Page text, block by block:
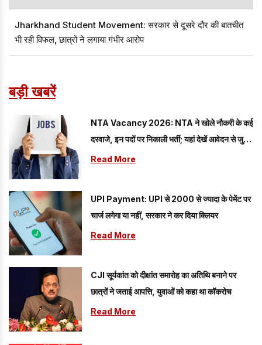
विमोचन किया
Jharkhand Student Movement: सरकार से दूसरे दौर की बातचीत
भी रही विफल, छात्रों ने लगाया गंभीर आरोप
बड़ी खबरें
NTA Vacancy 2026: NTA ने खोले नौकरी के कई
दरवाजे, इन पदों पर निकाली भर्ती; यहां देखें आवेदन से जुड़ी
सारी डिटेल
Read More
UPI Payment: UPI से 2000 से ज्यादा के पेमेंट पर
चार्ज लगेगा या नहीं, सरकार ने कर दिया क्लियर
Read More
CJI सूर्यकांत को दीक्षांत समारोह का अतिथि बनाने पर
छात्रों ने जताई आपत्ति, युवाओं को कहा था कॉकरोच
Read More